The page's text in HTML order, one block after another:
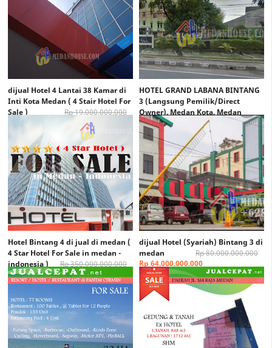
dijual Hotel 4 Lantai 38 Kamar di
Inti Kota Medan ( 4 Stair Hotel For
Sale )
Rp 19.000.000.000
Rp 18.500.000.000
HOTEL GRAND LABANA BINTANG
3 (Langsung Pemilik/Direct
Owner), Medan Kota, Medan
Rp (Quote)
Rp Quote
Hotel Bintang 4 di jual di medan (
4 Star Hotel For Sale in medan -
indonesia )
Rp 350.000.000.000
Rp 345.000.000.000
dijual Hotel (Syariah) Bintang 3 di
medan
Rp 80.000.000.000
Rp 64.000.000.000